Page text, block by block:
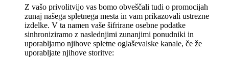
Z vašo privolitvijo vas bomo obveščali tudi o promocijah
zunaj našega spletnega mesta in vam prikazovali ustrezne
izdelke. V ta namen vaše šifrirane osebne podatke
sinhroniziramo z naslednjimi zunanjimi ponudniki in
uporabljamo njihove spletne oglaševalske kanale, če že
uporabljate njihove storitve: